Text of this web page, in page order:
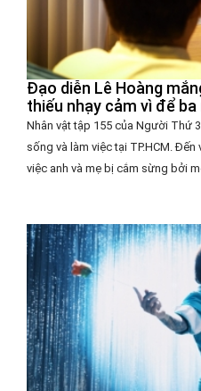
Đạo diễn Lê Hoàng
thiếu nhạy cảm vì để
Nhân vật tập 155 của Người Thứ
sống và làm việc tại TP.HCM.
việc anh và mẹ bị cắm sừng bởi